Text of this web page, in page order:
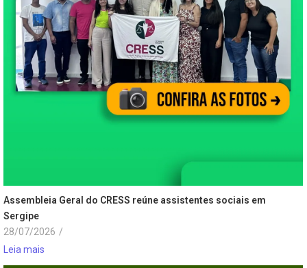
Assembleia Geral do CRESS reúne assistentes sociais em
Sergipe
28/07/2026 /
Leia mais